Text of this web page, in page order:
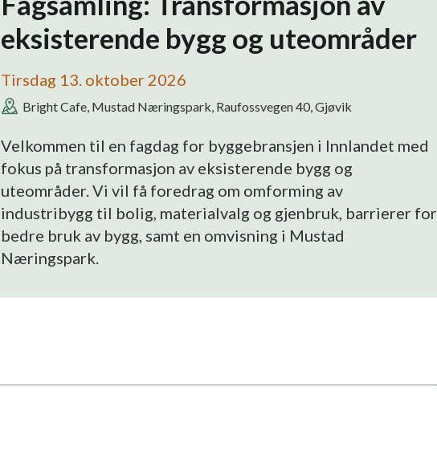
eksisterende bygg og uteområder
Tirsdag 13. oktober 2026
Bright Cafe, Mustad Næringspark, Raufossvegen 40, Gjøvik
Velkommen til en fagdag for byggebransjen i Innlandet med
fokus på transformasjon av eksisterende bygg og
uteområder. Vi vil få foredrag om omforming av
industribygg til bolig, materialvalg og gjenbruk, barrierer for
bedre bruk av bygg, samt en omvisning i Mustad
Næringspark.